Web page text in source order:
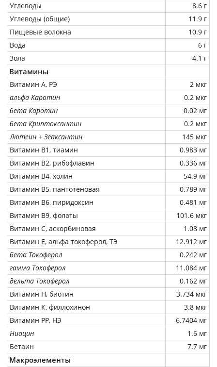
Углеводы
8.6 г
Углеводы (общие)
11.9 г
Пищевые волокна
10.9 г
Вода
6 г
Зола
4.1 г
Витамины
Витамин А, РЭ
2 мкг
альфа Каротин
0.2 мкг
бета Каротин
0.02 мг
бета Криптоксантин
0.2 мкг
Лютеин + Зеаксантин
145 мкг
Витамин В1, тиамин
0.983 мг
Витамин В2, рибофлавин
0.336 мг
Витамин В4, холин
54.9 мг
Витамин В5, пантотеновая
0.789 мг
Витамин В6, пиридоксин
0.481 мг
Витамин В9, фолаты
101.6 мкг
Витамин C, аскорбиновая
1.08 мг
Витамин Е, альфа токоферол, ТЭ
12.912 мг
бета Токоферол
0.242 мг
гамма Токоферол
11.084 мг
дельта Токоферол
0.162 мг
Витамин Н, биотин
3.734 мкг
Витамин К, филлохинон
3.8 мкг
Витамин РР, НЭ
6.7404 мг
Ниацин
1.6 мг
Бетаин
7.7 мг
Макроэлементы